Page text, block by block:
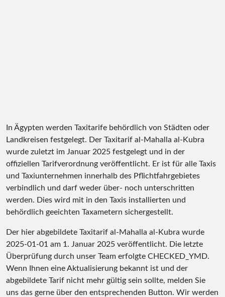
In Ägypten werden Taxitarife behördlich von Städten oder
Landkreisen festgelegt. Der Taxitarif al-Mahalla al-Kubra
wurde zuletzt im Januar 2025 festgelegt und in der
offiziellen Tarifverordnung veröffentlicht. Er ist für alle Taxis
und Taxiunternehmen innerhalb des Pflichtfahrgebietes
verbindlich und darf weder über- noch unterschritten
werden. Dies wird mit in den Taxis installierten und
behördlich geeichten Taxametern sichergestellt.
Der hier abgebildete Taxitarif al-Mahalla al-Kubra wurde
2025-01-01 am 1. Januar 2025 veröffentlicht. Die letzte
Überprüfung durch unser Team erfolgte CHECKED_YMD.
Wenn Ihnen eine Aktualisierung bekannt ist und der
abgebildete Tarif nicht mehr gültig sein sollte, melden Sie
uns das gerne über den entsprechenden Button. Wir werden